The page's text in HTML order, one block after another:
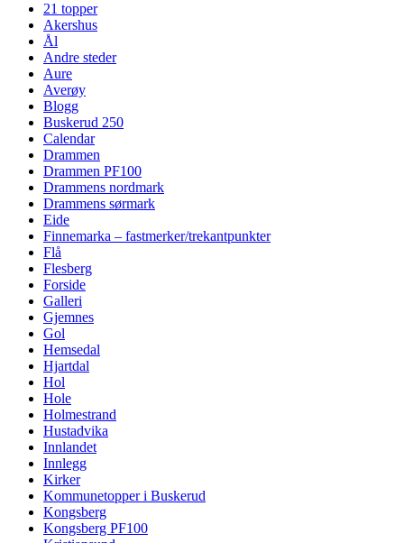
21 topper
Akershus
Ål
Andre steder
Aure
Averøy
Blogg
Buskerud 250
Calendar
Drammen
Drammen PF100
Drammens nordmark
Drammens sørmark
Eide
Finnemarka – fastmerker/trekantpunkter
Flå
Flesberg
Forside
Galleri
Gjemnes
Gol
Hemsedal
Hjartdal
Hol
Hole
Holmestrand
Hustadvika
Innlandet
Innlegg
Kirker
Kommunetopper i Buskerud
Kongsberg
Kongsberg PF100